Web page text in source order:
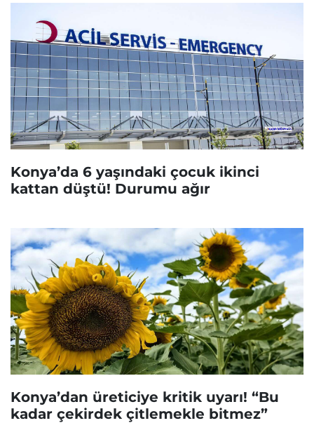
Konya’da 6 yaşındaki çocuk ikinci
kattan düştü! Durumu ağır
Konya’dan üreticiye kritik uyarı! “Bu
kadar çekirdek çitlemekle bitmez”